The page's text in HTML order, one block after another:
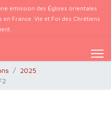
émission des Églises orientales
France. Vie et Foi des Chrétiens
2025